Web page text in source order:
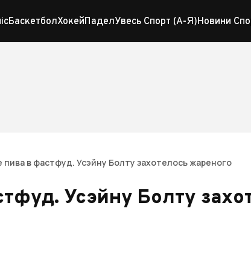
БаскетболХокейПаделУвесь Спорт (А-Я)Новини
пива в фастфуд. Усэйну Болту захотелось жареного
Усэйну Болту